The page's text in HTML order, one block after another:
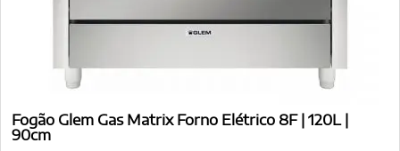
Fogão Glem Gas Matrix Forno Elétrico 8F | 120L |
90cm